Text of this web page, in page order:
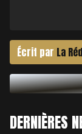
Écrit par La
DERNIÈRES